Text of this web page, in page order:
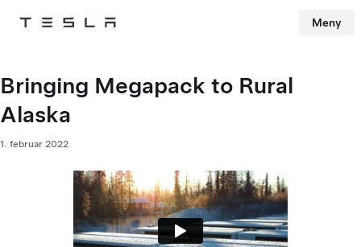
Tesla Meny
Bringing Megapack to Rural
Alaska
1. februar 2022